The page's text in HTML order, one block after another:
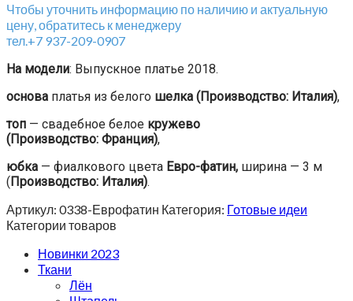
Чтобы уточнить информацию по наличию и актуальную
цену, обратитесь к менеджеру
тел.+7 937-209-0907
На модели: Выпускное платье 2018.
основа платья из белого шелка (Производство: Италия),
топ — свадебное белое кружево
(Производство: Франция),
юбка — фиалкового цвета Евро-фатин, ширина — 3 м
(Производство: Италия).
Артикул: 0338-Еврофатин Категория: Готовые идеи
Категории товаров
Новинки 2023
Ткани
Лён